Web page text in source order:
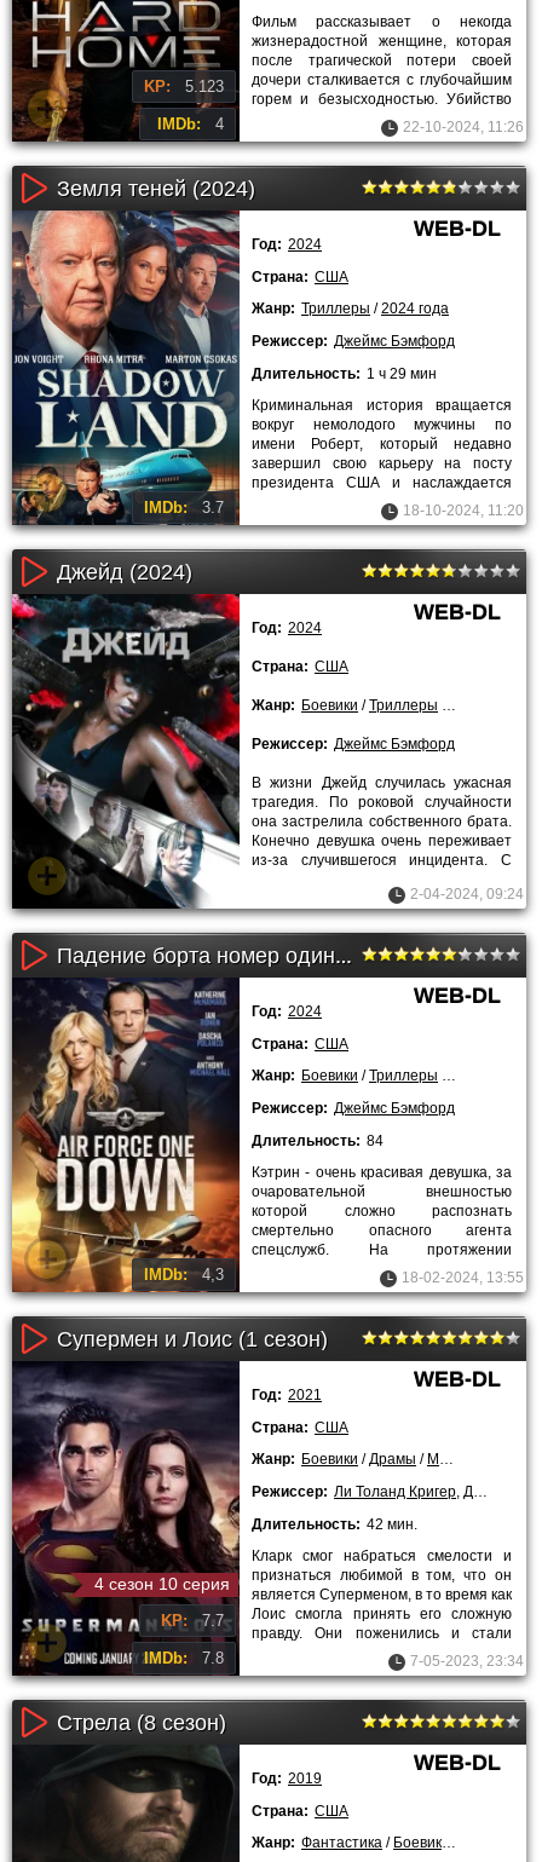
KP: 5.123
IMDb: 4
Фильм рассказывает о некогда
жизнерадостной женщине, которая
после трагической потери своей
дочери сталкивается с глубочайшим
горем и безысходностью. Убийство
её ребенка становится для неё
22-10-2024, 11:26
Земля теней (2024)
IMDb: 3.7
WEB-DL
Год: 2024
Страна: США
Жанр: Триллеры /2024 года
Режиссер: Джеймс Бэмфорд
Длительность: 1 ч 29 мин
Криминальная история вращается
вокруг немолодого мужчины по
имени Роберт, который недавно
завершил свою карьеру на посту
президента США и наслаждается
заслуженным отдыхом в кругу семьи.
18-10-2024, 11:20
Джейд (2024)
WEB-DL
Год: 2024
Страна: США
Жанр: Боевики /Триллеры 2024 года
Режиссер: Джеймс Бэмфорд
В жизни Джейд случилась ужасная
трагедия. По роковой случайности
она застрелила собственного брата.
Конечно девушка очень переживает
из-за случившегося инцидента. С
2-04-2024, 09:24
Падение борта номер один (2024)
IMDb: 4,3
WEB-DL
Год: 2024
Страна: США
Жанр: Боевики /Триллеры
2024 года
Режиссер: Джеймс Бэмфорд
Длительность: 84
Кэтрин - очень красивая девушка, за
очаровательной внешностью
которой сложно распознать
смертельно опасного агента
спецслужб. На протяжении
нескольких лет опытные
инструкторы готовили
18-02-2024, 13:55
Супермен и Лоис (1 сезон)
4 сезон 10 серия
KP: 7.7
IMDb: 7.8
WEB-DL
Год: 2021
Страна: США
Жанр: Боевики /Драмы / Мелодрамы
Режиссер: Ли Толанд Кригер, Джеймс Бэмфорд
Длительность: 42 мин.
Кларк смог набраться смелости и
признаться любимой в том, что он
является Суперменом, в то время как
Лоис смогла принять его сложную
правду. Они поженились и стали
обычной семейной парой,7-05-2023, 23:34
Стрела (8 сезон)
WEB-DL
Год: 2019
Страна: США
Жанр: Фантастика / Боевики /